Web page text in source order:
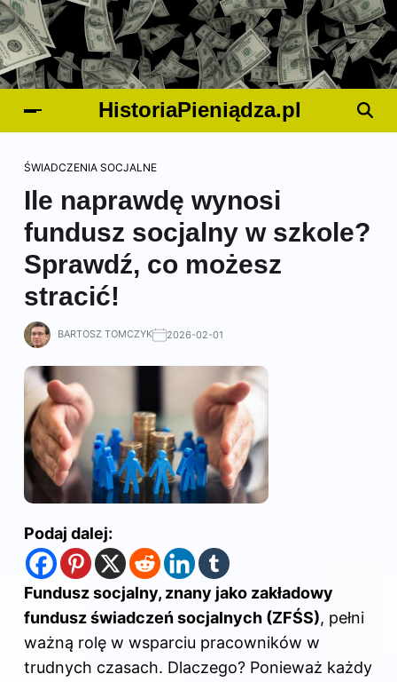
HistoriaPieniądza.pl
ŚWIADCZENIA SOCJALNE
Ile naprawdę wynosi
fundusz socjalny w szkole?
Sprawdź, co możesz
stracić!
BARTOSZ TOMCZYK 2026-02-01
Podaj dalej:
Fundusz socjalny, znany jako zakładowy
fundusz świadczeń socjalnych (ZFŚS), pełni
ważną rolę w wsparciu pracowników w
trudnych czasach. Dlaczego? Ponieważ każdy